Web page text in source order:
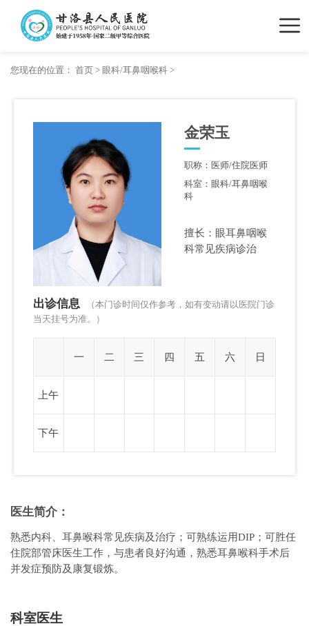
您现在的位置： 首页 > 眼科/耳鼻咽喉科 >
金荣玉
职称：医师/住院医师
科室：眼科/耳鼻咽喉
科
擅长：眼耳鼻咽喉
科常见疾病诊治
出诊信息
（本门诊时间仅作参考，如有变动请以医院门诊
当天挂号为准。）
一 二 三 四 五 六 日
上午
下午
医生简介：
熟悉内科、耳鼻喉科常见疾病及治疗；可熟练运用DIP；可胜任
住院部管床医生工作，与患者良好沟通，熟悉耳鼻喉科手术后
并发症预防及康复锻炼。
科室医生